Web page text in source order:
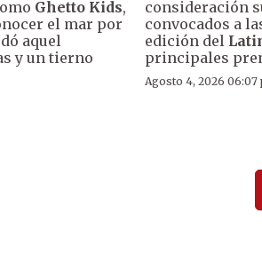
Ghetto Kids,
el mar por
aquel
y un tierno
consideración
convocados a
edición del
principales
Agosto 4, 2026 06:07